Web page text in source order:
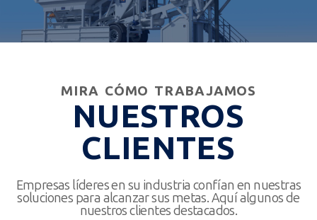
MIRA CÓMO TRABAJAMOS
NUESTROS
CLIENTES
Empresas líderes en su industria confían en nuestras
soluciones para alcanzar sus metas. Aquí algunos de
nuestros clientes destacados.